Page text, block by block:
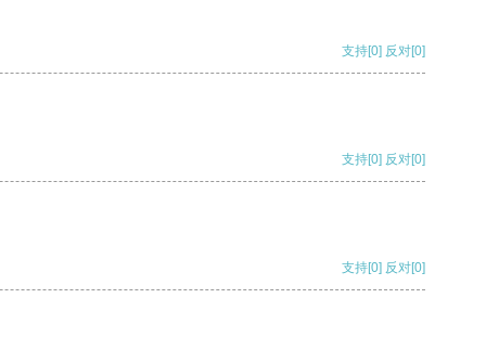
支持[0] 反对[0]
支持[0] 反对[0]
支持[0] 反对[0]